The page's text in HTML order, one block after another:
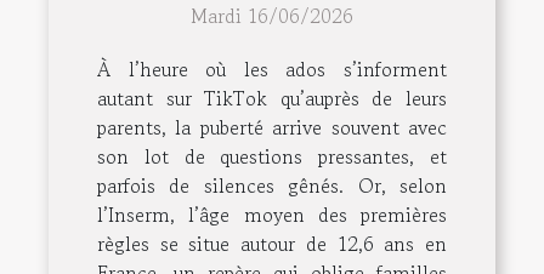
Mardi 16/06/2026
À l’heure où les ados s’informent
autant sur TikTok qu’auprès de leurs
parents, la puberté arrive souvent avec
son lot de questions pressantes, et
parfois de silences gênés. Or, selon
l’Inserm, l’âge moyen des premières
règles se situe autour de 12,6 ans en